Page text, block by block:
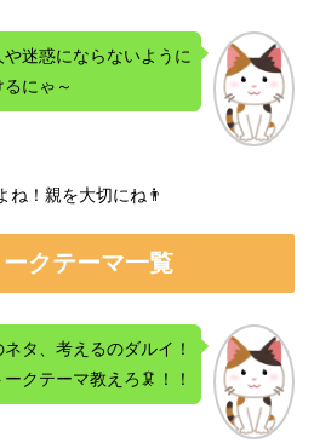
や迷惑にならないように
にゃ～
ね！親を大切にね👨
クテーマ一覧
タ、考えるのダルイ！
クテーマ教えろ🦑！！